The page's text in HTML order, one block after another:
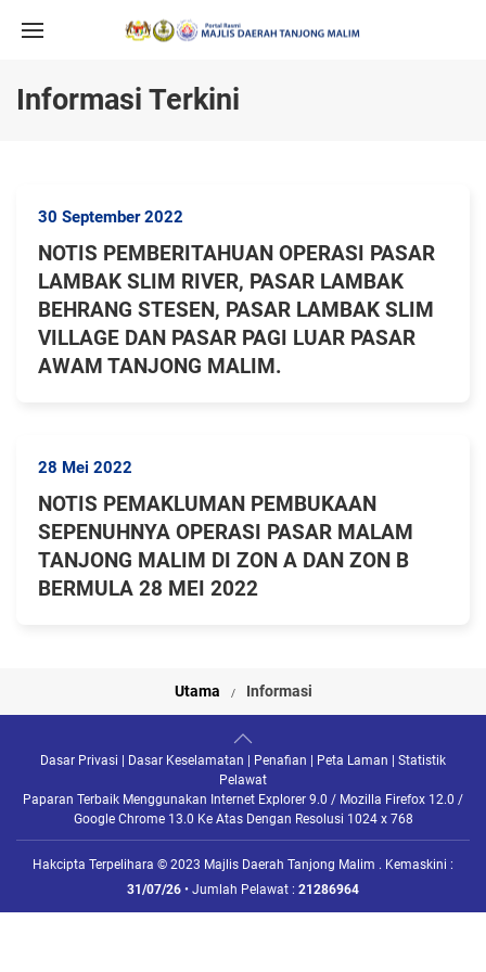
Informasi Terkini
30 September 2022
NOTIS PEMBERITAHUAN OPERASI PASAR
LAMBAK SLIM RIVER, PASAR LAMBAK
BEHRANG STESEN, PASAR LAMBAK SLIM
VILLAGE DAN PASAR PAGI LUAR PASAR
AWAM TANJONG MALIM.
28 Mei 2022
NOTIS PEMAKLUMAN PEMBUKAAN
SEPENUHNYA OPERASI PASAR MALAM
TANJONG MALIM DI ZON A DAN ZON B
BERMULA 28 MEI 2022
Utama Informasi
Dasar Privasi Dasar Keselamatan Penafian Peta Laman
Statistik
Pelawat
Paparan Terbaik Menggunakan Internet Explorer 9.0 / Mozilla Firefox 12.0 /
Google Chrome 13.0 Ke Atas Dengan Resolusi 1024 x 768
Hakcipta Terpelihara © 2023 Majlis Daerah Tanjong Malim . Kemaskini :
31/07/26 • Jumlah Pelawat : 21286964